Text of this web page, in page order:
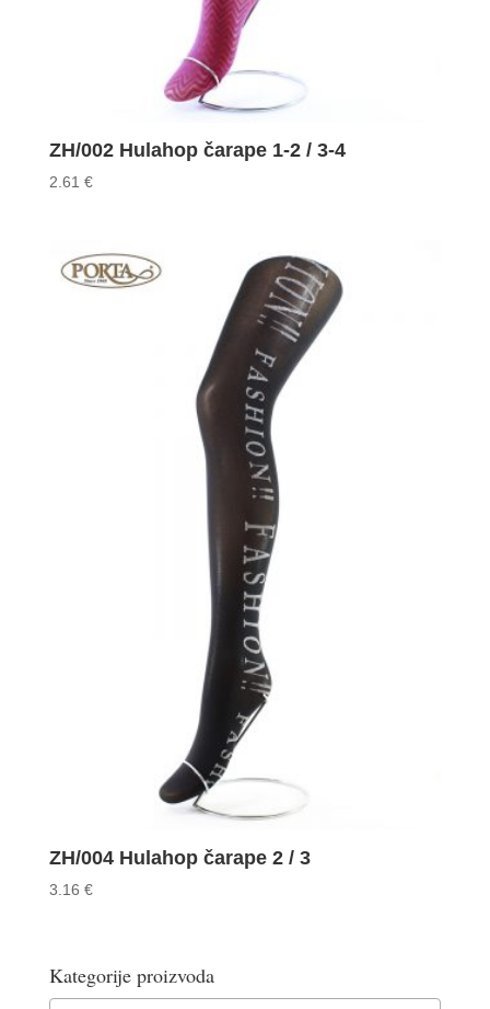
ZH/002 Hulahop čarape 1-2 / 3-4
2.61 €
ZH/004 Hulahop čarape 2 / 3
3.16 €
Kategorije proizvoda